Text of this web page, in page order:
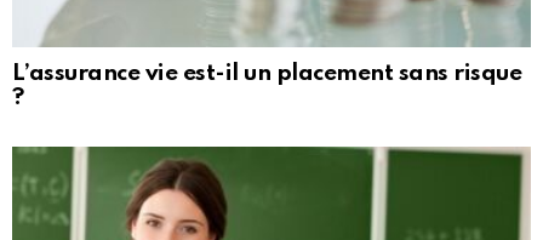
L’assurance vie est-il un placement sans risque
?